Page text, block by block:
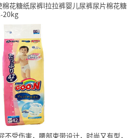
花糖纸尿裤l拉拉裤婴儿尿裤尿片棉花糖
20kg
受伤害，腰部束带设计，时尚又有型，